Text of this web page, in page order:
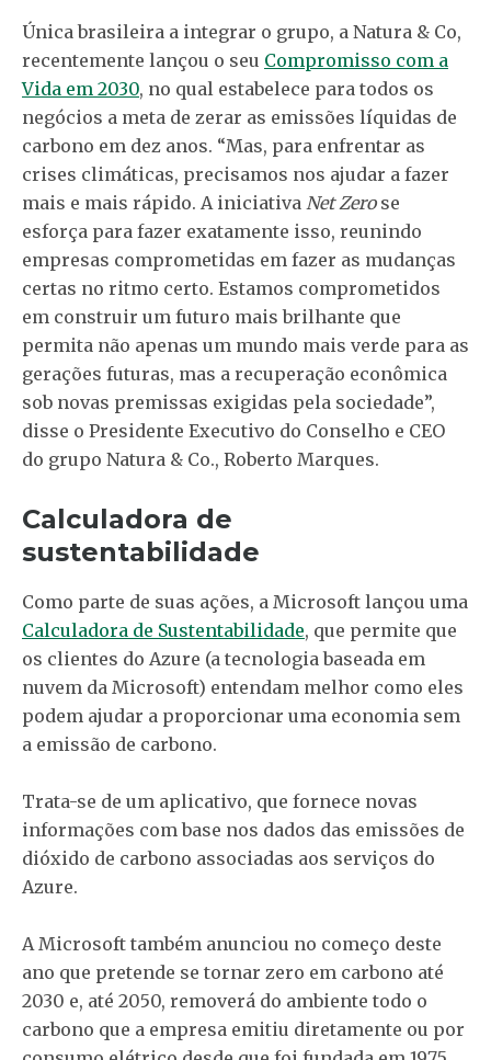
Única brasileira a integrar o grupo, a Natura & Co,
recentemente lançou o seu Compromisso com a
Vida em 2030, no qual estabelece para todos os
negócios a meta de zerar as emissões líquidas de
carbono em dez anos. “Mas, para enfrentar as
crises climáticas, precisamos nos ajudar a fazer
mais e mais rápido. A iniciativa Net Zerose
esforça para fazer exatamente isso, reunindo
empresas comprometidas em fazer as mudanças
certas no ritmo certo. Estamos comprometidos
em construir um futuro mais brilhante que
permita não apenas um mundo mais verde para as
gerações futuras, mas a recuperação econômica
sob novas premissas exigidas pela sociedade”,
disse o Presidente Executivo do Conselho e CEO
do grupo Natura & Co., Roberto Marques.
Calculadora de
sustentabilidade
Como parte de suas ações, a Microsoft lançou uma
Calculadora de Sustentabilidade, que permite que
os clientes do Azure (a tecnologia baseada em
nuvem da Microsoft) entendam melhor como eles
podem ajudar a proporcionar uma economia sem
a emissão de carbono.
Trata-se de um aplicativo, que fornece novas
informações com base nos dados das emissões de
dióxido de carbono associadas aos serviços do
Azure.
A Microsoft também anunciou no começo deste
ano que pretende se tornar zero em carbono até
2030 e, até 2050, removerá do ambiente todo o
carbono que a empresa emitiu diretamente ou por